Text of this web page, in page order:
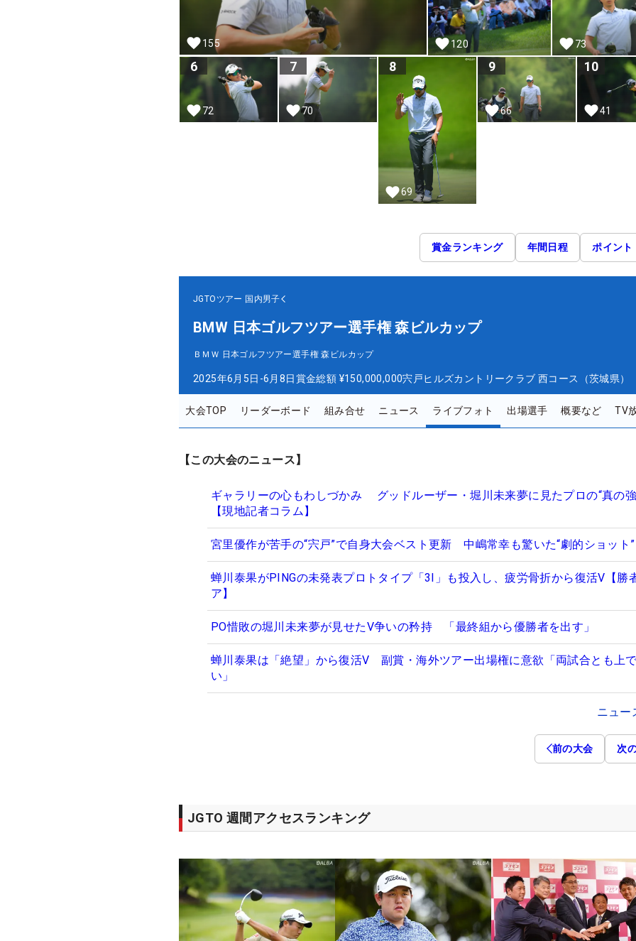
155 120 73
6
72
7
70
8
69
9
66
10
41
賞金ランキング 年間日程 ポイント
JGTOツアー 国内男子
BMW 日本ゴルフツアー選手権 森ビルカップ
ＢＭＷ 日本ゴルフツアー選手権 森ビルカップ
2025年6月5日-6月8日賞金総額 ¥150,000,000宍戸ヒルズカントリークラブ 西コース（茨城県）
大会TOP リーダーボード 組み合せ ニュース ライブフォト 出場選手 概要など TV
【この大会のニュース】
ギャラリーの心もわしづかみ グッドルーザー・堀川未来夢に見たプロの“真
【現地記者コラム】
宮里優作が苦手の“宍戸”で自身大会ベスト更新 中嶋常幸も驚いた“劇的ショット
蝉川泰果がPINGの未発表プロトタイプ「3I」も投入し、疲労骨折から復活V【勝
ア】
PO惜敗の堀川未来夢が見せたV争いの矜持 「最終組から優勝者を出す」
蝉川泰果は「絶望」から復活V 副賞・海外ツアー出場権に意欲「両試合とも上
い」
ニュー
前の大会 次
JGTO 週間アクセスランキング